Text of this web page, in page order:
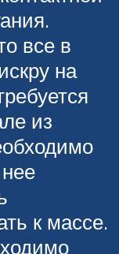
все в
на
из
к массе.